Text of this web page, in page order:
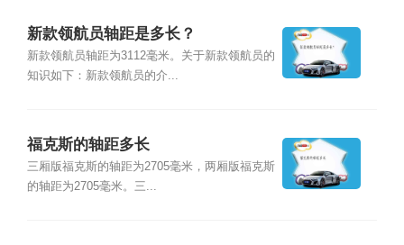
新款领航员轴距是多长？
新款领航员轴距为3112毫米。关于新款领航员的
知识如下：新款领航员的介...
福克斯的轴距多长
三厢版福克斯的轴距为2705毫米，两厢版福克斯
的轴距为2705毫米。三...